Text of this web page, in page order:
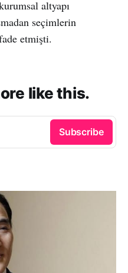
altyapı
seçimlerin
etmişti.
like this.
Subscribe